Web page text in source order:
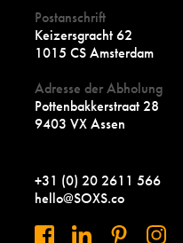
Postanschrift
Keizersgracht 62
1015 CS Amsterdam
Adresse der Abholung
Pottenbakkerstraat 28
9403 VX Assen
+31 (0) 20 2611 566
hello@SOXS.co